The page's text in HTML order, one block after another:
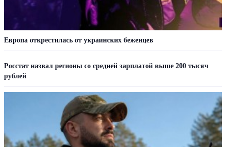
Европа открестилась от украинских беженцев
Росстат назвал регионы со средней зарплатой выше 200 тысяч
рублей